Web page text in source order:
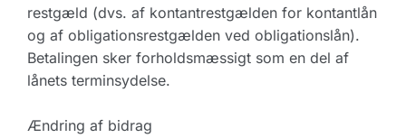
restgæld (dvs. af kontantrestgælden for kontantlån
og af obligationsrestgælden ved obligationslån).
Betalingen sker forholdsmæssigt som en del af
lånets terminsydelse.
Ændring af bidrag